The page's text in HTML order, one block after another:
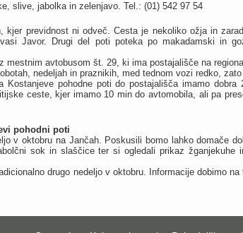
slive, jabolka in zelenjavo. Tel.: (01) 542 97 54
kjer previdnost ni odveč. Cesta je nekoliko ožja in
Javor. Drugi del poti poteka po makadamski in
mestnim avtobusom št. 29, ki ima postajališče na
nedeljah in praznikih, med tednom vozi redko,
Kostanjeve pohodne poti do postajališča imamo
ceste, kjer imamo 10 min do avtomobila, ali pa
pohodni poti
v oktobru na Jančah. Poskusili bomo lahko domače
sok in slaščice ter si ogledali prikaz žganjekuhe
drugo nedeljo v oktobru. Informacije dobimo